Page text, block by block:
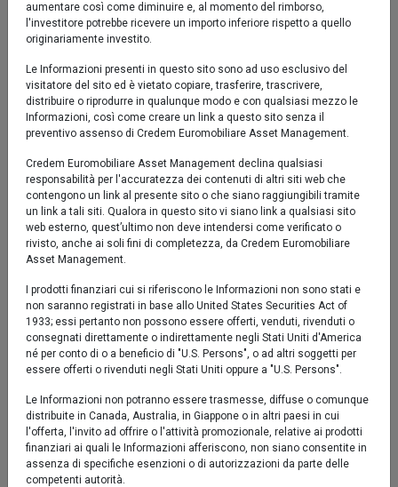
Comparto Benchmark
nov '25 gen '26 mar '26
2020 2025
-10 %
10 %
Fino al 31/12/2021 la politica del Comparto era diversa.
Fino al 04/11/2025 la politica del Comparto era diversa.
Performance al 04/08/2026
Comparto Benchmark
1 mese 1,90% 2,07%
3 mesi 8,96% 9,14%
aumentare così come diminuire e, al momento del rimborso,
l'investitore potrebbe ricevere un importo inferiore rispetto a quello
originariamente investito.
Le Informazioni presenti in questo sito sono ad uso esclusivo del
visitatore del sito ed è vietato copiare, trasferire, trascrivere,
distribuire o riprodurre in qualunque modo e con qualsiasi mezzo le
Informazioni, così come creare un link a questo sito senza il
preventivo assenso di Credem Euromobiliare Asset Management.
Credem Euromobiliare Asset Management declina qualsiasi
responsabilità per l'accuratezza dei contenuti di altri siti web che
contengono un link al presente sito o che siano raggiungibili tramite
un link a tali siti. Qualora in questo sito vi siano link a qualsiasi sito
web esterno, quest’ultimo non deve intendersi come verificato o
rivisto, anche ai soli fini di completezza, da Credem Euromobiliare
Asset Management.
I prodotti finanziari cui si riferiscono le Informazioni non sono stati e
non saranno registrati in base allo United States Securities Act of
1933; essi pertanto non possono essere offerti, venduti, rivenduti o
consegnati direttamente o indirettamente negli Stati Uniti d'America
né per conto di o a beneficio di "U.S. Persons", o ad altri soggetti per
essere offerti o rivenduti negli Stati Uniti oppure a "U.S. Persons".
Le Informazioni non potranno essere trasmesse, diffuse o comunque
distribuite in Canada, Australia, in Giappone o in altri paesi in cui
l'offerta, l'invito ad offrire o l'attività promozionale, relative ai prodotti
finanziari ai quali le Informazioni afferiscono, non siano consentite in
assenza di specifiche esenzioni o di autorizzazioni da parte delle
competenti autorità.